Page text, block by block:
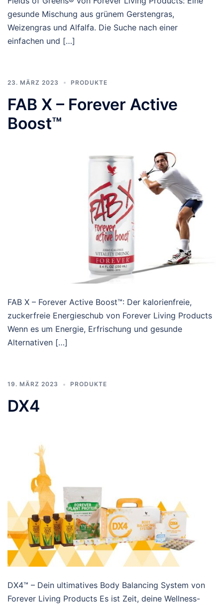
gesunde Mischung aus grünem Gerstengras,
Weizengras und Alfalfa. Die Suche nach einer
einfachen und […]
23. MÄRZ 2023 PRODUKTE
FAB X – Forever Active
Boost™
FAB X – Forever Active Boost™: Der kalorienfreie,
zuckerfreie Energieschub von Forever Living Products
Wenn es um Energie, Erfrischung und gesunde
Alternativen […]
19. MÄRZ 2023 PRODUKTE
DX4
DX4™ – Dein ultimatives Body Balancing System von
Forever Living Products Es ist Zeit, deine Wellness-